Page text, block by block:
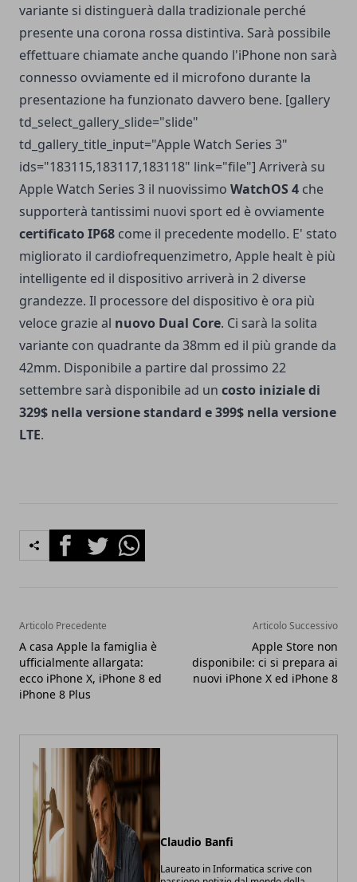
variante si distinguerà dalla tradizionale perché
presente una corona rossa distintiva. Sarà possibile
effettuare chiamate anche quando l'iPhone non sarà
connesso ovviamente ed il microfono durante la
presentazione ha funzionato davvero bene. [gallery
td_select_gallery_slide="slide"
td_gallery_title_input="Apple Watch Series 3"
ids="183115,183117,183118" link="file"] Arriverà su
Apple Watch Series 3 il nuovissimo WatchOS 4 che
supporterà tantissimi nuovi sport ed è ovviamente
certificato IP68 come il precedente modello. E' stato
migliorato il cardiofrequenzimetro, Apple healt è più
intelligente ed il dispositivo arriverà in 2 diverse
grandezze. Il processore del dispositivo è ora più
veloce grazie al nuovo Dual Core. Ci sarà la solita
variante con quadrante da 38mm ed il più grande da
42mm. Disponibile a partire dal prossimo 22
settembre sarà disponibile ad un costo iniziale di
329$ nella versione standard e 399$ nella versione
LTE.
FacebookTwitterWhatsapp
Articolo Precedente
A casa Apple la famiglia è
ufficialmente allargata:
ecco iPhone X, iPhone 8 ed
iPhone 8 Plus
Articolo Successivo
Apple Store non
disponibile: ci si prepara ai
nuovi iPhone X ed iPhone 8
Claudio Banfi
Laureato in Informatica scrive con